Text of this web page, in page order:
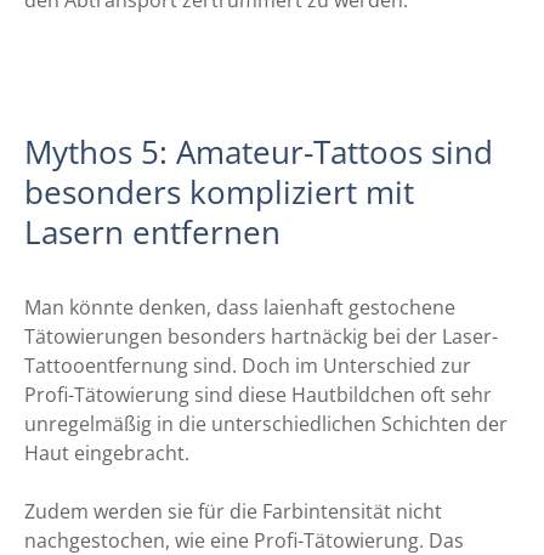
Mythos 5: Amateur-Tattoos sind
besonders kompliziert mit
Lasern entfernen
Man könnte denken, dass laienhaft gestochene
Tätowierungen besonders hartnäckig bei der Laser-
Tattooentfernung sind. Doch im Unterschied zur
Profi-Tätowierung sind diese Hautbildchen oft sehr
unregelmäßig in die unterschiedlichen Schichten der
Haut eingebracht.
Zudem werden sie für die Farbintensität nicht
nachgestochen, wie eine Profi-Tätowierung. Das